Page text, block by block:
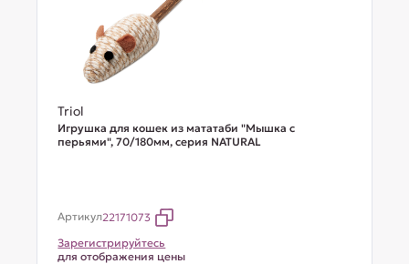
Triol
Игрушка для кошек из мататаби "Мышка с
перьями", 70/180мм, серия NATURAL
Артикул22171073
Зарегистрируйтесь
для отображения цены